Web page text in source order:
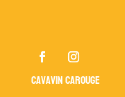
Cavavin Carouge